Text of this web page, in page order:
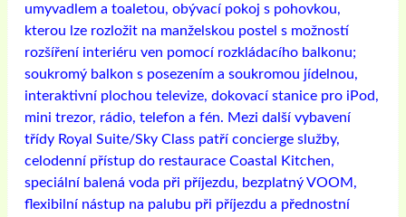
umyvadlem a toaletou, obývací pokoj s pohovkou,
kterou lze rozložit na manželskou postel s možností
rozšíření interiéru ven pomocí rozkládacího balkonu;
soukromý balkon s posezením a soukromou jídelnou,
interaktivní plochou televize, dokovací stanice pro iPod,
mini trezor, rádio, telefon a fén. Mezi další vybavení
třídy Royal Suite/Sky Class patří concierge služby,
celodenní přístup do restaurace Coastal Kitchen,
speciální balená voda při příjezdu, bezplatný VOOM,
flexibilní nástup na palubu při příjezdu a přednostní